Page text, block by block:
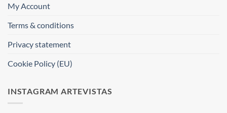
My Account
Terms & conditions
Privacy statement
Cookie Policy (EU)
INSTAGRAM ARTEVISTAS